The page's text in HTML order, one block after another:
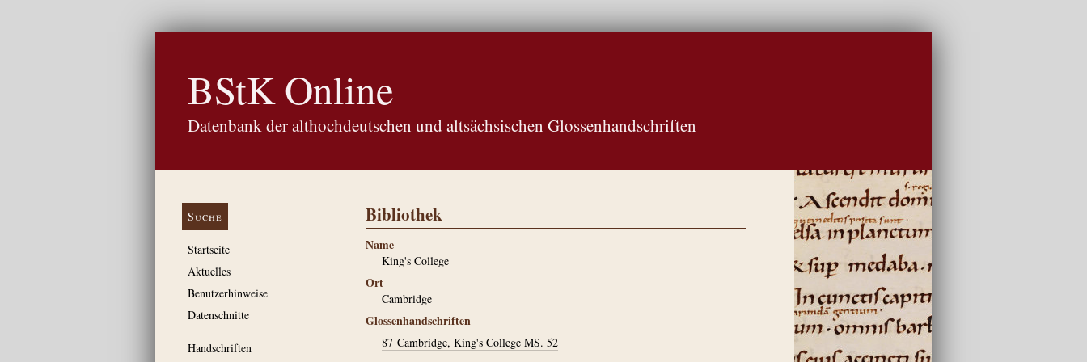
BStK Online
Datenbank der althochdeutschen und altsächsischen Glossenhandschriften
Suche
Startseite
Aktuelles
Benutzerhinweise
Datenschnitte
Handschriften
Bibliothek
Name
King's College
Ort
Cambridge
Glossenhandschriften
87 Cambridge, King's College MS. 52